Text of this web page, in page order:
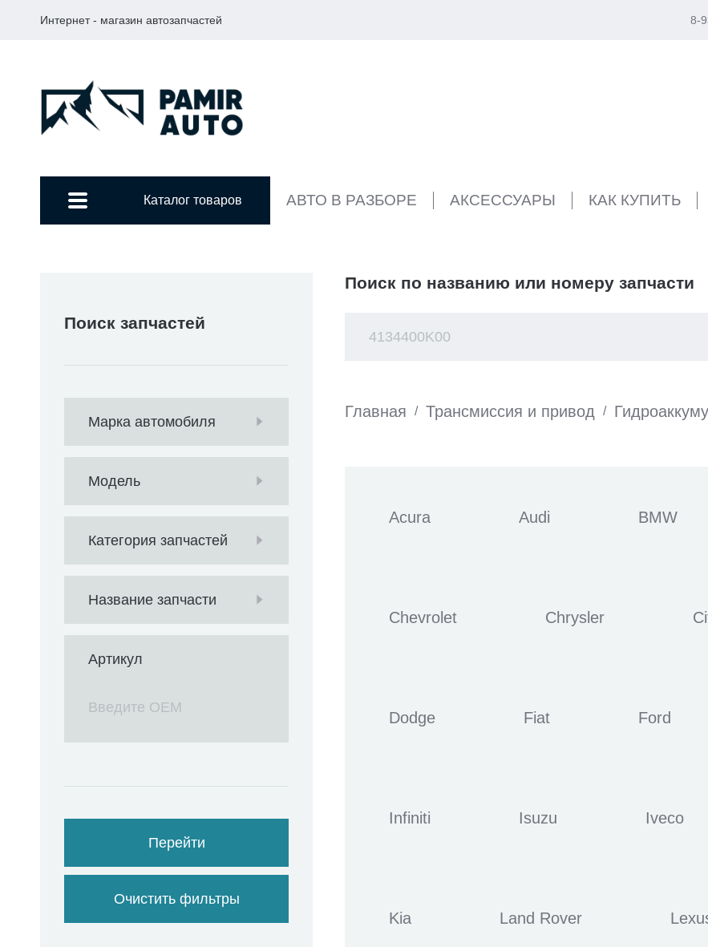
Интернет - магазин автозапчастей 8-
Каталог товаров АВТО В РАЗБОРЕ АКСЕССУАРЫ КАК КУПИТЬ
Поиск запчастей
Марка автомобиля
Модель
Категория запчастей
Название запчасти
Артикул
Перейти
Очистить фильтры
Поиск по названию или номеру запчасти
Главная / Трансмиссия и привод /
Acura Audi BMW
Chevrolet Chrysler
Dodge Fiat Ford
Infiniti Isuzu Iveco
Kia Land Rover